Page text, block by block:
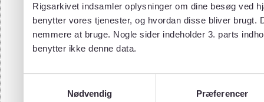
Rigsarkivet indsamler oplysninger om dine besøg ved
benytter vores tjenester, og hvordan disse bliver
nemmere at bruge. Nogle sider indeholder 3. parts
benytter ikke denne data.
Nødvendig
Præferencer
86
87
88
89